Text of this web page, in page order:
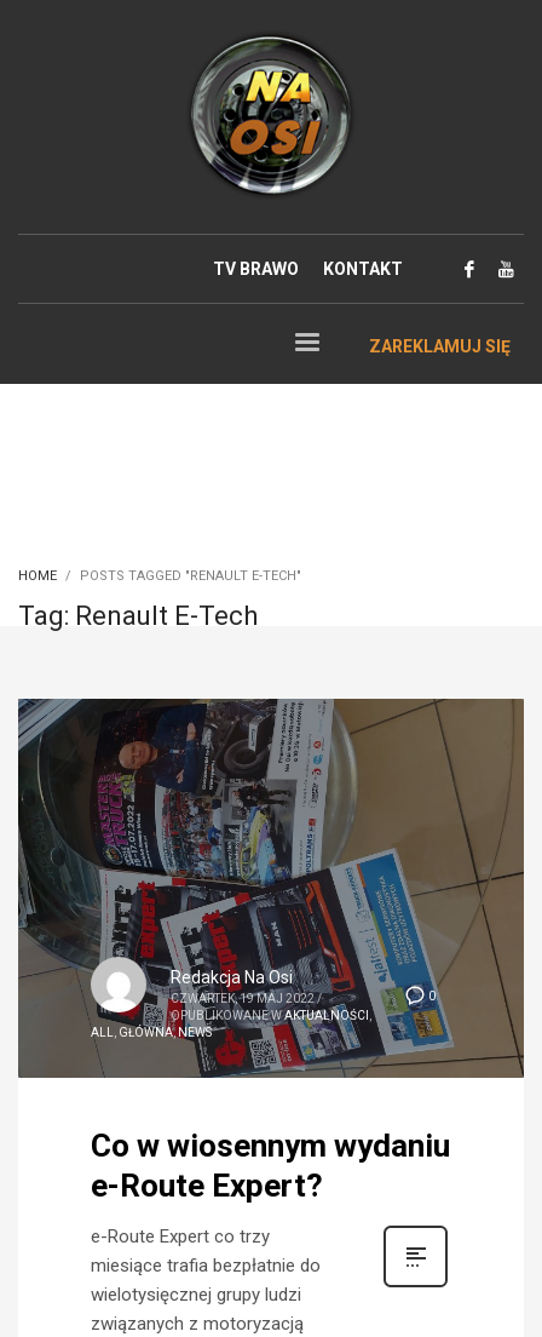
TV BRAWO KONTAKT
ZAREKLAMUJ SIĘ
HOME POSTS TAGGED "RENAULT E-TECH"
Tag: Renault E-Tech
0
Redakcja Na Osi
CZWARTEK, 19 MAJ 2022 /
OPUBLIKOWANE WAKTUALNOŚCI
ALL
GŁÓWNA, NEWS
Co w wiosennym wydaniu
e-Route Expert?
e-Route Expert co trzy
miesiące trafia bezpłatnie do
wielotysięcznej grupy ludzi
związanych z motoryzacją